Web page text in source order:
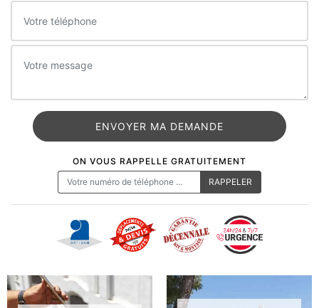
ON VOUS RAPPELLE GRATUITEMENT